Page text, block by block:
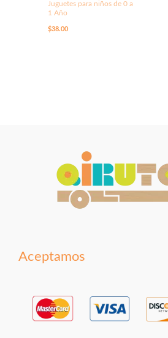
Juguetes para niños de 0 a
1 Año
$38.00
Aceptamos